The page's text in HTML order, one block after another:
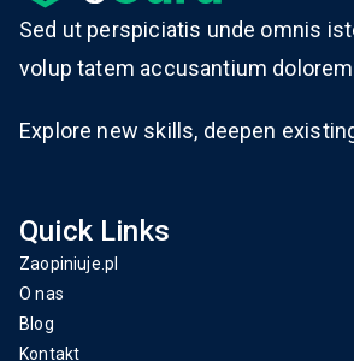
Sed ut perspiciatis unde omnis
volup tatem accusantium
Explore new skills, deepen
Quick Links
Zaopiniuje.pl
O nas
Blog
Kontakt